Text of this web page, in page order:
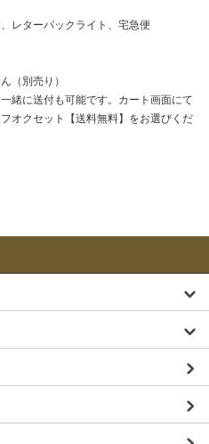
レターパックライト、宅急便
（別売り）
緒に送付も可能です。カート画面にて
オクセット【送料無料】をお選びくだ